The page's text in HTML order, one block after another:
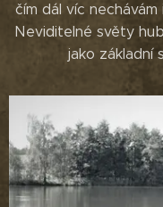
čím dál víc
Neviditelné světy
jako základní